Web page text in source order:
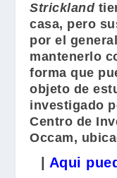
Strickland
casa, pero
por el general
mantenerlo
forma que
objeto de
investigado
Centro de
Occam,
Aqui